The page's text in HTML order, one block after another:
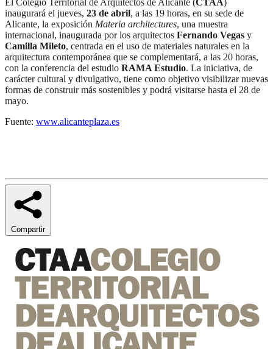
inaugurará el jueves, 23 de abril, a las 19 horas, en su sede de
Alicante, la exposición Materia architectures, una muestra
internacional, inaugurada por los arquitectos Fernando Vegas y
Camilla Mileto, centrada en el uso de materiales naturales en la
arquitectura contemporánea que se complementará, a las 20 horas,
con la conferencia del estudio RAMA Estudio. La iniciativa, de
carácter cultural y divulgativo, tiene como objetivo visibilizar nuevas
formas de construir más sostenibles y podrá visitarse hasta el 28 de
mayo.
Fuente: www.alicanteplaza.es
Compartir